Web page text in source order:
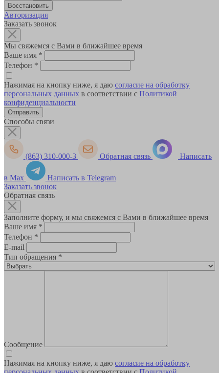
Авторизация
Заказать звонок
Мы свяжемся с Вами в ближайшее время
Ваше имя *
Телефон *
Нажимая на кнопку ниже, я даю согласие на обработку
персональных данных в соответствии с Политикой
конфиденциальности
Способы связи
(863) 310-000-3 Обратная связь Написать
в Max
Написать в Telegram
Заказать звонок
Обратная связь
Заполните форму, и мы свяжемся с Вами в ближайшее время
Ваше имя *
Телефон *
E-mail
Тип обращения *
Сообщение
Нажимая на кнопку ниже, я даю согласие на обработку